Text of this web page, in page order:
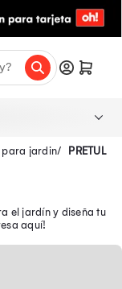
para jardin PRETUL
el jardín y diseña tu
aquí!